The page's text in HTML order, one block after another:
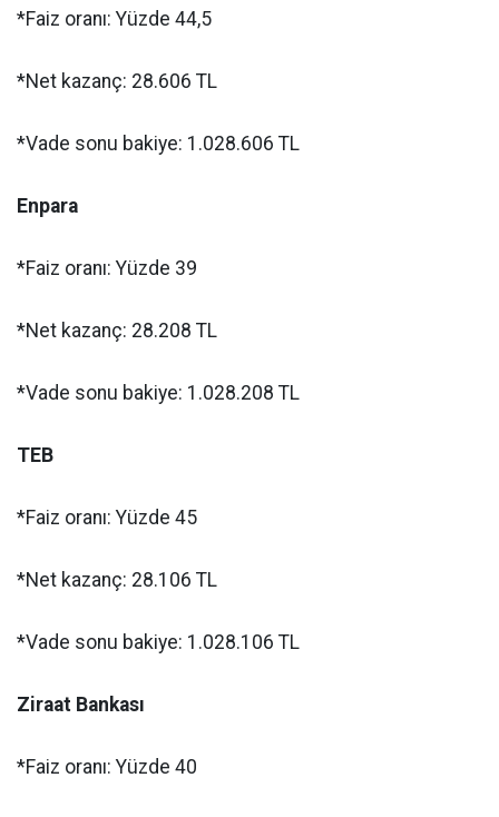
*Faiz oranı: Yüzde 44,5
*Net kazanç: 28.606 TL
*Vade sonu bakiye: 1.028.606 TL
Enpara
*Faiz oranı: Yüzde 39
*Net kazanç: 28.208 TL
*Vade sonu bakiye: 1.028.208 TL
TEB
*Faiz oranı: Yüzde 45
*Net kazanç: 28.106 TL
*Vade sonu bakiye: 1.028.106 TL
Ziraat Bankası
*Faiz oranı: Yüzde 40